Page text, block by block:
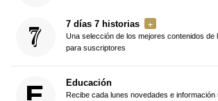
7 días 7 historias
Una selección de los mejores contenidos de
para suscriptores
Educación
Recibe cada lunes novedades e información